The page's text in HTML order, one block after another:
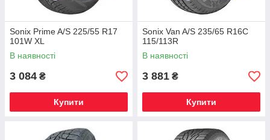
Sonix Prime A/S 225/55 R17
101W XL
В наявності
3 084 ₴
Купити
Sonix Van A/S 235/65 R16C
115/113R
В наявності
3 881 ₴
Купити